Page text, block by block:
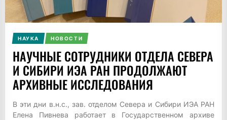
НАУКА НОВОСТИ
НАУЧНЫЕ СОТРУДНИКИ ОТДЕЛА СЕВЕРА
И СИБИРИ ИЭА РАН ПРОДОЛЖАЮТ
АРХИВНЫЕ ИССЛЕДОВАНИЯ
В эти дни в.н.с., зав. отделом Севера и Сибири ИЭА РАН
Елена Пивнева работает в Государственном архиве